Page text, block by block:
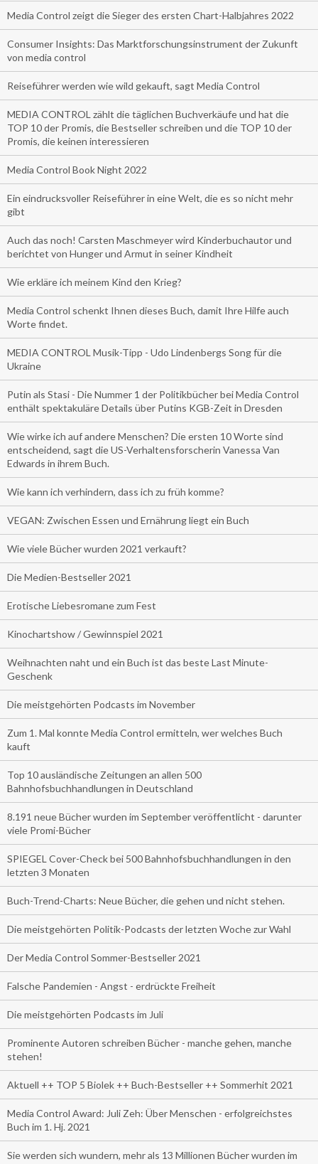
Media Control zeigt die Sieger des ersten Chart-Halbjahres 2022
Consumer Insights: Das Marktforschungsinstrument der Zukunft
von media control
Reiseführer werden wie wild gekauft, sagt Media Control
MEDIA CONTROL zählt die täglichen Buchverkäufe und hat die
TOP 10 der Promis, die Bestseller schreiben und die TOP 10 der
Promis, die keinen interessieren
Media Control Book Night 2022
Ein eindrucksvoller Reiseführer in eine Welt, die es so nicht mehr
gibt
Auch das noch! Carsten Maschmeyer wird Kinderbuchautor und
berichtet von Hunger und Armut in seiner Kindheit
Wie erkläre ich meinem Kind den Krieg?
Media Control schenkt Ihnen dieses Buch, damit Ihre Hilfe auch
Worte findet.
MEDIA CONTROL Musik-Tipp - Udo Lindenbergs Song für die
Ukraine
Putin als Stasi - Die Nummer 1 der Politikbücher bei Media Control
enthält spektakuläre Details über Putins KGB-Zeit in Dresden
Wie wirke ich auf andere Menschen? Die ersten 10 Worte sind
entscheidend, sagt die US-Verhaltensforscherin Vanessa Van
Edwards in ihrem Buch.
Wie kann ich verhindern, dass ich zu früh komme?
VEGAN: Zwischen Essen und Ernährung liegt ein Buch
Wie viele Bücher wurden 2021 verkauft?
Die Medien-Bestseller 2021
Erotische Liebesromane zum Fest
Kinochartshow / Gewinnspiel 2021
Weihnachten naht und ein Buch ist das beste Last Minute-
Geschenk
Die meistgehörten Podcasts im November
Zum 1. Mal konnte Media Control ermitteln, wer welches Buch
kauft
Top 10 ausländische Zeitungen an allen 500
Bahnhofsbuchhandlungen in Deutschland
8.191 neue Bücher wurden im September veröffentlicht - darunter
viele Promi-Bücher
SPIEGEL Cover-Check bei 500 Bahnhofsbuchhandlungen in den
letzten 3 Monaten
Buch-Trend-Charts: Neue Bücher, die gehen und nicht stehen.
Die meistgehörten Politik-Podcasts der letzten Woche zur Wahl
Der Media Control Sommer-Bestseller 2021
Falsche Pandemien - Angst - erdrückte Freiheit
Die meistgehörten Podcasts im Juli
Prominente Autoren schreiben Bücher - manche gehen, manche
stehen!
Aktuell ++ TOP 5 Biolek ++ Buch-Bestseller ++ Sommerhit 2021
Media Control Award: Juli Zeh: Über Menschen - erfolgreichstes
Buch im 1. Hj. 2021
Sie werden sich wundern, mehr als 13 Millionen Bücher wurden im